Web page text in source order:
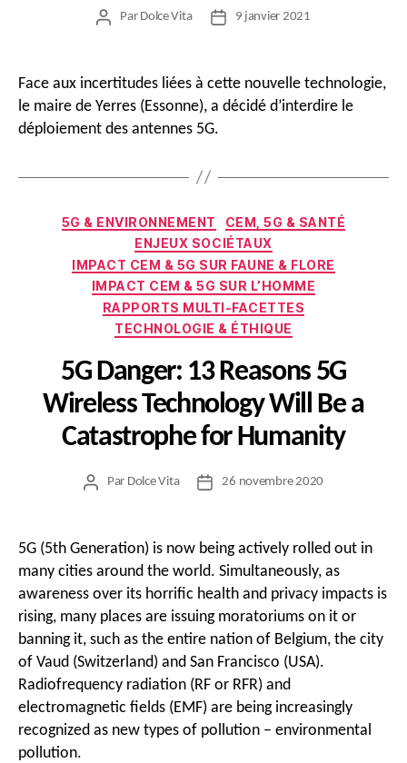
Auteur
Par Dolce Vita
Date9 janvier 2021
Face aux incertitudes liées à cette nouvelle technologie,
le maire de Yerres (Essonne), a décidé d’interdire le
déploiement des antennes 5G.
Catégories
5G & ENVIRONNEMENT
CEM, 5G & SANTÉ
ENJEUX SOCIÉTAUX
IMPACT CEM & 5G SUR FAUNE & FLORE
IMPACT CEM & 5G SUR L’HOMME
RAPPORTS MULTI-FACETTES
TECHNOLOGIE & ÉTHIQUE
5G Danger: 13 Reasons 5G
Wireless Technology Will Be a
Catastrophe for Humanity
Auteur
Par Dolce Vita
Date26 novembre 2020
5G (5th Generation) is now being actively rolled out in
many cities around the world. Simultaneously, as
awareness over its horrific health and privacy impacts is
rising, many places are issuing moratoriums on it or
banning it, such as the entire nation of Belgium, the city
of Vaud (Switzerland) and San Francisco (USA).
Radiofrequency radiation (RF or RFR) and
electromagnetic fields (EMF) are being increasingly
recognized as new types of pollution – environmental
pollution.